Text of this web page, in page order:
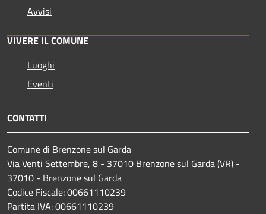
Avvisi
VIVERE IL COMUNE
Luoghi
Eventi
CONTATTI
Comune di Brenzone sul Garda
Via Venti Settembre, 8 - 37010 Brenzone sul Garda (VR) -
37010 - Brenzone sul Garda
Codice Fiscale: 00661110239
Partita IVA: 00661110239